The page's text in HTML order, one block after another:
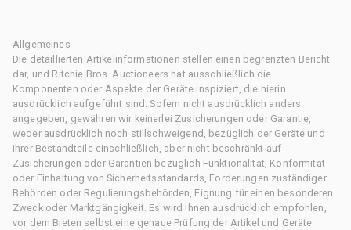
Allgemeines
Die detaillierten Artikelinformationen stellen einen begrenzten Bericht
dar, und Ritchie Bros. Auctioneers hat ausschließlich die
Komponenten oder Aspekte der Geräte inspiziert, die hierin
ausdrücklich aufgeführt sind. Sofern nicht ausdrücklich anders
angegeben, gewähren wir keinerlei Zusicherungen oder Garantie,
weder ausdrücklich noch stillschweigend, bezüglich der Geräte und
ihrer Bestandteile einschließlich, aber nicht beschränkt auf
Zusicherungen oder Garantien bezüglich Funktionalität, Konformität
oder Einhaltung von Sicherheitsstandards, Forderungen zuständiger
Behörden oder Regulierungsbehörden, Eignung für einen besonderen
Zweck oder Marktgängigkeit. Es wird Ihnen ausdrücklich empfohlen,
vor dem Bieten selbst eine genaue Prüfung der Artikel und Geräte